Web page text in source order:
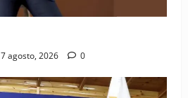
7 agosto, 2026 0